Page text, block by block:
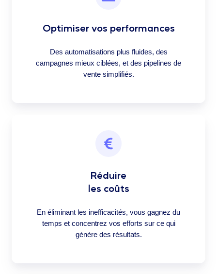
Optimiser vos performances
Des automatisations plus fluides, des
campagnes mieux ciblées, et des pipelines de
vente simplifiés.
Réduire
les coûts
En éliminant les inefficacités, vous gagnez du
temps et concentrez vos efforts sur ce qui
génère des résultats.